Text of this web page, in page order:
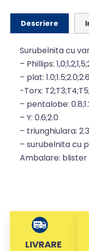
Descriere
Surubelnita cu
– Phillips:
– plat:
-Torx:
– pentalobe:
– Y: 0.6;2.0
– triunghiulara: 2.3
– surubelnita cu
Ambalare: blister
LIVRARE